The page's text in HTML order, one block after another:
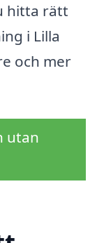
hitta rätt
i Lilla
och mer
utan